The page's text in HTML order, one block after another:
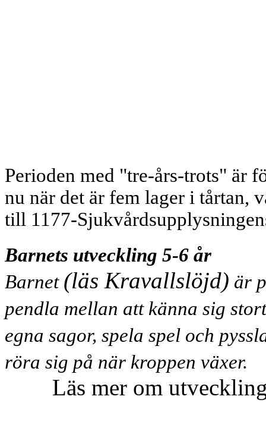
Perioden med "tre-års-trots" är
nu när det är fem lager i tårtan,
till 1177-
Barnets utveckling 5-6 år
Barnet (läs Kravallslöjd) är
pendla mellan att känna sig
egna sagor, spela spel och
röra sig på när kroppen växer.
Läs mer om